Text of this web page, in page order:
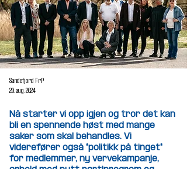
Sandefjord FrP
20. aug. 2024
Nå starter vi opp igjen og tror det kan
bli en spennende høst med mange
saker som skal behandles. Vi
viderefører også "politikk på tinget"
for medlemmer, ny vervekampanje,